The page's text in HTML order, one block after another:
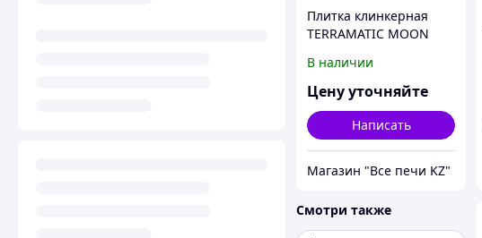
Плитка клинкерная
TERRAMATIC MOON
240мм*71мм*14мм,
коричневая, луна.
В наличии
Цену уточняйте
Написать
Магазин "Все печи KZ"
Смотри также